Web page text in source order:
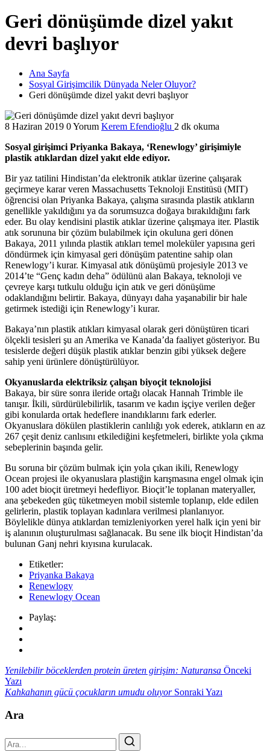
Geri dönüşümde dizel yakıt
devri başlıyor
Ana Sayfa
Sosyal Girişimcilik Dünyada Neler Oluyor?
Geri dönüşümde dizel yakıt devri başlıyor
8 Haziran 2019 0 Yorum Kerem Efendioğlu 2 dk okuma
Sosyal girişimci Priyanka Bakaya, ‘Renewlogy’ girişimiyle
plastik atıklardan dizel yakıt elde ediyor.
Bir yaz tatilini Hindistan’da elektronik atıklar üzerine çalışarak
geçirmeye karar veren Massachusetts Teknoloji Enstitüsü (MIT)
öğrencisi olan Priyanka Bakaya, çalışma sırasında plastik atıkların
genellikle yakıldığını ya da sorumsuzca doğaya bırakıldığını fark
eder. Bu olay kendisini plastik atıklar üzerine çalışmaya iter. Plastik
atık sorununa bir çözüm bulabilmek için okuluna geri dönen
Bakaya, 2011 yılında plastik atıkları temel moleküler yapısına geri
döndürmek için kimyasal geri dönüşüm patentine sahip olan
Renewlogy’i kurar. Kimyasal atık dönüşümü projesiyle 2013 ve
2014’te “Genç kadın deha” ödülünü alan Bakaya, teknoloji ve
çevreye karşı tutkulu olduğu için atık ve geri dönüşüme
odaklandığını belirtir. Bakaya, dünyayı daha yaşanabilir bir hale
getirmek istediği için Renewlogy’i kurar.
Bakaya’nın plastik atıkları kimyasal olarak geri dönüştüren ticari
ölçekli tesisleri şu an Amerika ve Kanada’da faaliyet gösteriyor. Bu
tesislerde değeri düşük plastik atıklar benzin gibi yüksek değere
sahip yeni ürünlere dönüştürülüyor.
Okyanuslarda elektriksiz çalışan biyoçit teknolojisi
Bakaya, bir süre sonra ileride ortağı olacak Hannah Trimble ile
tanışır. İkili, sürdürülebilirlik, tasarım ve kadın işçiye verilen değer
gibi konularda ortak hedeflere inandıklarını fark ederler.
Okyanuslara dökülen plastiklerin canlılığı yok ederek, atıkların en az
267 çeşit deniz canlısını etkilediğini keşfetmeleri, birlikte yola çıkma
sebeplerinin başında gelir.
Bu soruna bir çözüm bulmak için yola çıkan ikili, Renewlogy
Ocean projesi ile okyanuslara plastiğin karışmasına engel olmak için
100 adet bioçit üretmeyi hedefliyor. Bioçit’le toplanan materyaller,
ana şebekeden güç tüketmeyen mobil sistemle toplanıp, elde edilen
gelirlerin, plastik toplayan kadınlara verilmesi planlanıyor.
Böylelikle dünya atıklardan temizleniyorken yerel halk için yeni bir
iş alanının oluşturulması sağlanacak. Bu sene ilk bioçit Hindistan’da
bulunan Ganj nehri kıyısına kurulacak.
Etiketler:
Priyanka Bakaya
Renewlogy
Renewlogy Ocean
Paylaş:
Yenilebilir böceklerden protein üreten girişim: Naturansa Önceki
Yazı
Kahkahanın gücü çocukların umudu oluyorSonraki Yazı
Ara